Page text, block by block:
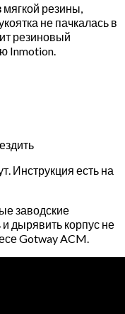
мягкой резины,
не пачкалась в
резиновый
Inmotion.
Инструкция есть на
заводские
и дырявить корпус не
Gotway ACM.